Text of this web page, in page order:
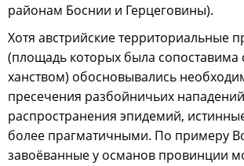
районам Боснии и Герцеговины).
Хотя австрийские территориальные
(площадь которых была
ханством) обосновывались
пресечения разбойничьих
распространения эпидемий,
более прагматичными. По примеру
завоёванные у османов провинции